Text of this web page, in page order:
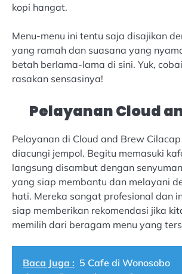
kopi hangat.
Menu-menu ini tentu saja disajikan
yang ramah dan suasana yang
betah berlama-lama di sini. Yuk,
rasakan sensasinya!
Pelayanan Cloud
Pelayanan di Cloud and Brew
diacungi jempol. Begitu memasuki
langsung disambut dengan
yang siap membantu dan melayani
hati. Mereka sangat profesional dan
siap memberikan rekomendasi jika
memilih dari beragam menu yang
Baca Juga : 5 Cafe di Wonosobo